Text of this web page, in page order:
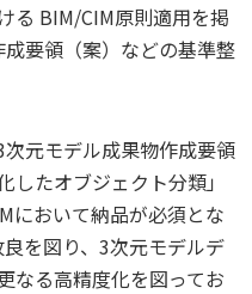
る BIM/CIM原則適⽤を掲
要領（案）などの基準整
元モデル成果物作成要領
したオブジェクト分類」
において納品が必須とな
を図り、3次元モデルデ
なる高精度化を図ってお